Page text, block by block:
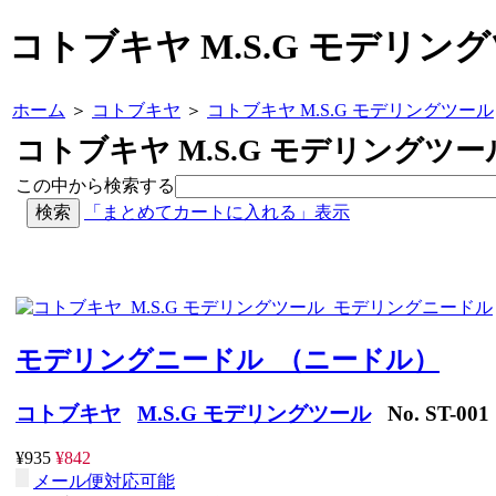
コトブキヤ M.S.G モデリン
ホーム ＞ コトブキヤ ＞ コトブキヤ M.S.G モデリングツール
コトブキヤ M.S.G モデリングツー
この中から検索する
「まとめてカートに入れる」表示
モデリングニードル （ニードル）
コトブキヤ M.S.G モデリングツールNo. ST-001
¥935 ¥842
メール便対応可能